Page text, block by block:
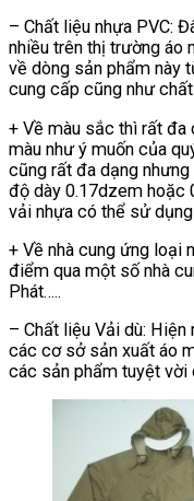
– Chất liệu nhựa PVC:
nhiều trên thị trường áo
về dòng sản phẩm này
cung cấp cũng như
+ Về màu sắc thì rất
màu như ý muốn của
cũng rất đa dạng
độ dày 0.17dzem hoặc
vải nhựa có thể sử
+ Về nhà cung ứng loại
điểm qua một số nhà
Phát…..
– Chất liệu Vải dù:
các cơ sở sản xuất áo
các sản phẩm tuyệt vời